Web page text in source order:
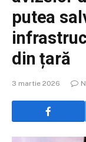
putea
din țară
3 martie 2026